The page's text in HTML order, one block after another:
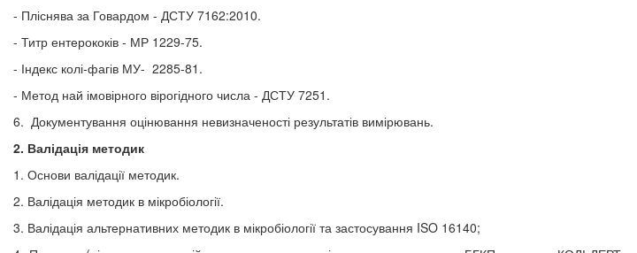
- Пліснява за Говардом - ДСТУ 7162:2010.
- Титр ентерококів - МР 1229-75.
- Індекс колі-фагів МУ- 2285-81.
- Метод най імовірного вірогідного числа - ДСТУ 7251.
6. Документування оцінювання невизначеності результатів вимірювань.
2. Валідація методик
1. Основи валідації методик.
2. Валідація методик в мікробіології.
3. Валідація альтернативних методик в мікробіології та застосування ISO 16140;